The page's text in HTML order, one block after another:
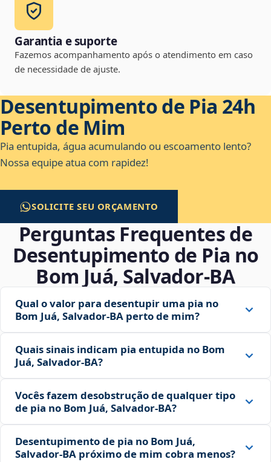
Garantia e suporte
Fazemos acompanhamento após o atendimento em caso
de necessidade de ajuste.
Desentupimento de Pia 24h
Perto de Mim
Pia entupida, água acumulando ou escoamento lento?
Nossa equipe atua com rapidez!
SOLICITE SEU ORÇAMENTO
Perguntas Frequentes de
Desentupimento de Pia no
Bom Juá, Salvador‑BA
Qual o valor para desentupir uma pia no
Bom Juá, Salvador‑BA perto de mim?
Quais sinais indicam pia entupida no Bom
Juá, Salvador‑BA?
Vocês fazem desobstrução de qualquer tipo
de pia no Bom Juá, Salvador‑BA?
Desentupimento de pia no Bom Juá,
Salvador‑BA próximo de mim cobra menos?